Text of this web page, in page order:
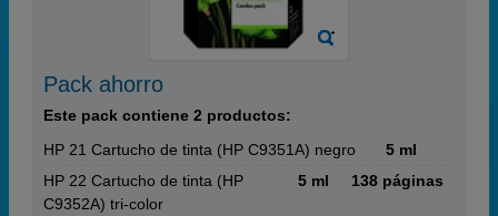
Pack ahorro
Este pack contiene 2 productos:
HP 21 Cartucho de tinta (HP C9351A) negro
5 ml
HP 22 Cartucho de tinta (HP
C9352A) tri-color
5 ml 138 páginas